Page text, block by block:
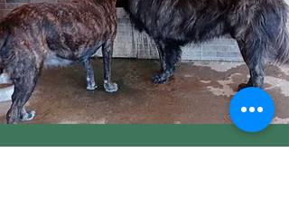
Como se pode evitá-